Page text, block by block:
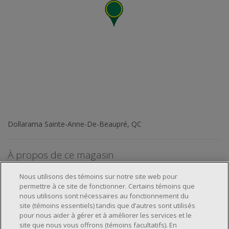
Dollarama Sainte-Anne-De-Beaupré, QC
À propos de ce magasin
À propos de nous
Nous utilisons des témoins sur notre site web pour
permettre à ce site de fonctionner. Certains témoins que
nous utilisons sont nécessaires au fonctionnement du
site (témoins essentiels) tandis que d’autres sont utilisés
pour nous aider à gérer et à améliorer les services et le
site que nous vous offrons (témoins facultatifs). En